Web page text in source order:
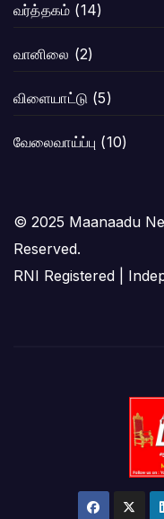
வர்த்தகம் (14)
வானிலை (2)
விளையாட்டு (5)
வேலைவாய்ப்பு (10)
© 2025 Maanaadu
Reserved.
RNI Registered |